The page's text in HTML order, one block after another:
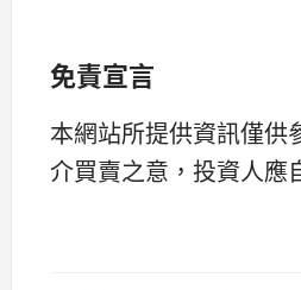
免責宣言
本網站所提供資訊僅供
介買賣之意，投資人應